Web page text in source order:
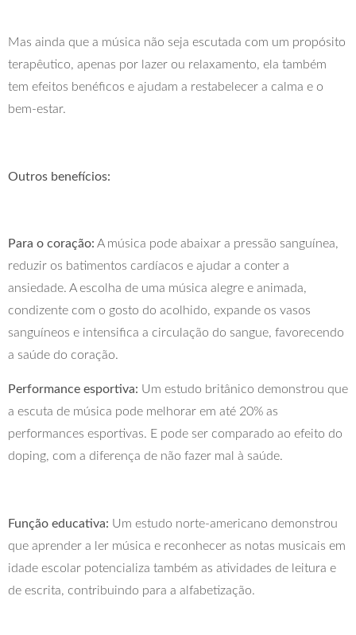
Mas ainda que a música não seja escutada com um propósito
terapêutico, apenas por lazer ou relaxamento, ela também
tem efeitos benéficos e ajudam a restabelecer a calma e o
bem-estar.
Outros benefícios:
Para o coração: A música pode abaixar a pressão sanguínea,
reduzir os batimentos cardíacos e ajudar a conter a
ansiedade. A escolha de uma música alegre e animada,
condizente com o gosto do acolhido, expande os vasos
sanguíneos e intensifica a circulação do sangue, favorecendo
a saúde do coração.
Performance esportiva: Um estudo britânico demonstrou que
a escuta de música pode melhorar em até 20% as
performances esportivas. E pode ser comparado ao efeito do
doping, com a diferença de não fazer mal à saúde.
Função educativa: Um estudo norte-americano demonstrou
que aprender a ler música e reconhecer as notas musicais em
idade escolar potencializa também as atividades de leitura e
de escrita, contribuindo para a alfabetização.